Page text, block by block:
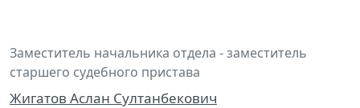
Заместитель начальника отдела - заместитель
старшего судебного пристава
Жигатов Аслан Султанбекович